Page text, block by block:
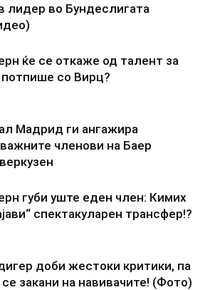
лидер во Бундеслигата
ќе се откаже од талент за
со Вирц?
Мадрид ги ангажира
членови на Баер
губи уште еден член: Кимих
спектакуларен трансфер!?
доби жестоки критики, па
закани на навивачите! (Фото)